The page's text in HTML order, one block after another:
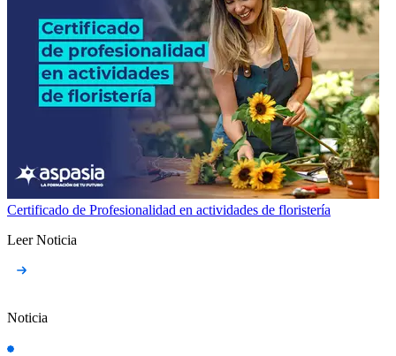
Certificado de Profesionalidad en actividades de floristería
Leer Noticia
Noticia